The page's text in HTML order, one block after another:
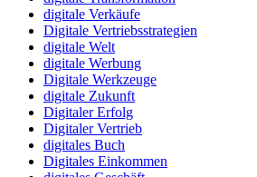
digitale Verkäufe
Digitale Vertriebsstrategien
digitale Welt
digitale Werbung
Digitale Werkzeuge
digitale Zukunft
Digitaler Erfolg
Digitaler Vertrieb
digitales Buch
Digitales Einkommen